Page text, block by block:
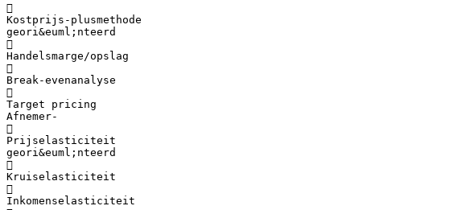

Kostprijs-plusmethode
geori&euml;nteerd

Handelsmarge/opslag

Break-evenanalyse

Target pricing
Afnemer-

Prijselasticiteit
geori&euml;nteerd

Kruiselasticiteit

Inkomenselasticiteit